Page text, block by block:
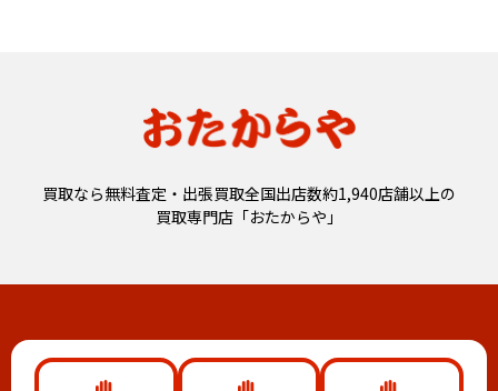
買取なら無料査定・出張買取全国出店数約1,940店舗以上の
買取専門店「おたからや」